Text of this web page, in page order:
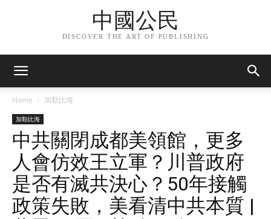
中國公民
DISCOVER THE ART OF PUBLISHING
Home 加勒比海
加勒比海
中共關閉成都美領館，更多
人會仿效王立軍？川普政府
是否有滅共決心？50年接觸
政策失敗，美看清中共本質 |